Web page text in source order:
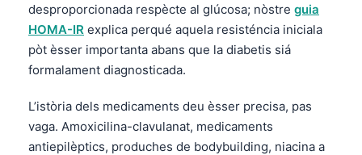
desproporcionada respècte al glúcosa; nòstre guia
HOMA-IR explica perqué aquela resisténcia iniciala
pòt èsser importanta abans que la diabetis siá
formalament diagnosticada.
L’istòria dels medicaments deu èsser precisa, pas
vaga. Amoxicilina-clavulanat, medicaments
antiepilèptics, produches de bodybuilding, niacina a
Euskara
Gàidhlig
Afrikaans
Монгол
ພາສາລາວ